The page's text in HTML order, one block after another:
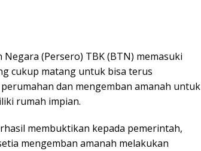
Negara (Persero) TBK (BTN) memasuki
cukup matang untuk bisa terus
dan mengemban amanah untuk
rumah impian.
membuktikan kepada pemerintah,
mengemban amanah melakukan